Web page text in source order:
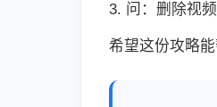
3. 问：删除视
希望这份攻略